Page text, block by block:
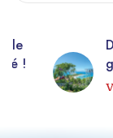
!